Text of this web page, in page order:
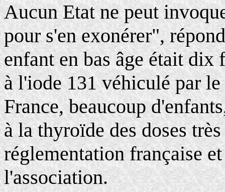
Aucun Etat ne peut
pour s'en exonérer",
enfant en bas âge était
à l'iode 131 véhiculé par
France, beaucoup
à la thyroïde des doses
réglementation française
l'association.